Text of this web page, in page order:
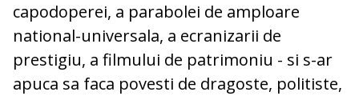
capodoperei, a parabolei de amploare
national-universala, a ecranizarii de
prestigiu, a filmului de patrimoniu - si s-ar
apuca sa faca povesti de dragoste, politiste,